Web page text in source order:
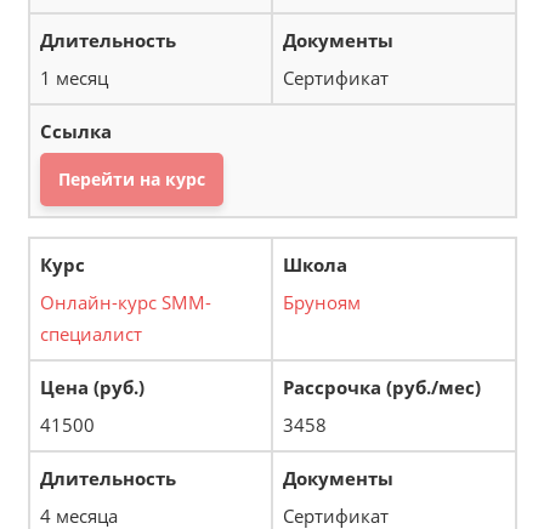
1 месяц Сертификат
Перейти на курс
Онлайн-курс SMM-
специалист
Бруноям
41500 3458
4 месяца Сертификат